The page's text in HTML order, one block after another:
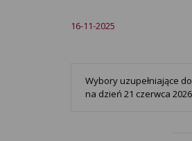
16-11-2025
Wybory uzupełniające
na dzień 21 czerwca